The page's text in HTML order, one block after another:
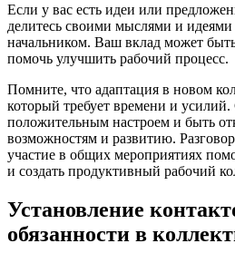
Если у вас есть идеи или
делитесь своими мыслями и идеями
начальником. Ваш вклад может
помочь улучшить рабочий процесс.
Помните, что адаптация в новом
который требует времени и усилий.
положительным настроем и быть
возможностям и развитию.
участие в общих мероприятиях
и создать продуктивный рабочий
Установление
обязанности в